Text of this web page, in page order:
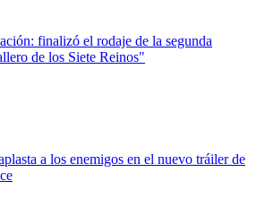
finalizó el rodaje de la segunda
de los Siete Reinos"
a los enemigos en el nuevo tráiler de